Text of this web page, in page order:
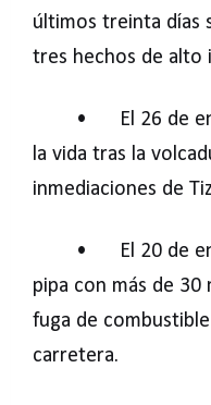
últimos treinta días
tres hechos de alto
•
El 26 de
la vida tras la
inmediaciones de
•
El 20 de
pipa con más de
fuga de
carretera.